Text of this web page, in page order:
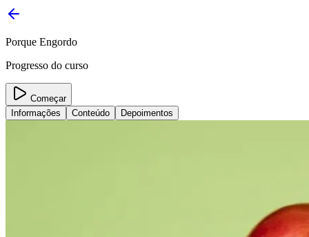
Porque Engordo
Progresso do curso
Começar
Informações
Conteúdo Depoimentos